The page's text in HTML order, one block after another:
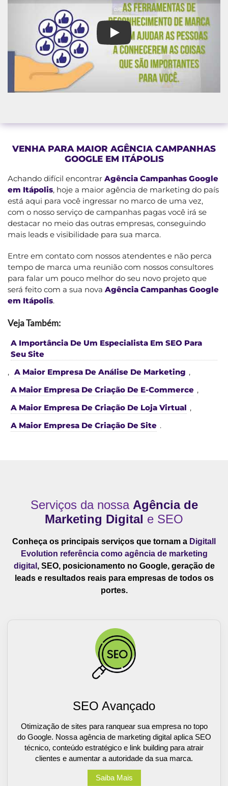
Agência Campanhas Google
VENHA PARA MAIOR AGÊNCIA CAMPANHAS
GOOGLE EM ITÁPOLIS
Achando difícil encontrar Agência Campanhas Google
em Itápolis, hoje a maior agência de marketing do país
está aqui para você ingressar no marco de uma vez,
com o nosso serviço de campanhas pagas você irá se
destacar no meio das outras empresas, conseguindo
mais leads e visibilidade para sua marca.
Entre em contato com nossos atendentes e não perca
tempo de marca uma reunião com nossos consultores
para falar um pouco melhor do seu novo projeto que
será feito com a sua nova Agência Campanhas Google
em Itápolis.
Veja Também:
A Importância De Um Especialista Em SEO Para
Seu Site
, A Maior Empresa De Análise De Marketing ,
A Maior Empresa De Criação De E-Commerce ,
A Maior Empresa De Criação De Loja Virtual ,
A Maior Empresa De Criação De Site .
Serviços da nossa Agência de
Marketing Digital e SEO
Conheça os principais serviços que tornam a Digitall
Evolution referência como agência de marketing
digital , SEO, posicionamento no Google, geração de
leads e resultados reais para empresas de todos os
portes.
SEO Avançado
Otimização de sites para ranquear sua empresa no topo
do Google. Nossa agência de marketing digital aplica SEO
técnico, conteúdo estratégico e link building para atrair
clientes e aumentar a autoridade da sua marca.
Saiba Mais